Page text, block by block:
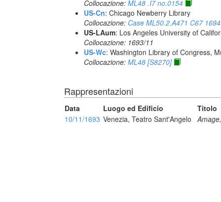
Collocazione: ML48 .I7 no.0154
US-Cn: Chicago Newberry Library
Collocazione: Case ML50.2.A471 C67 1694
US-LAum: Los Angeles University of
Collocazione: 1693/11
US-Wc: Washington Library of Congress,
Collocazione: ML48 [S8270]
Rappresentazioni
Data Luogo ed Edificio
Titolo
10/11/1693 Venezia, Teatro Sant'Angelo